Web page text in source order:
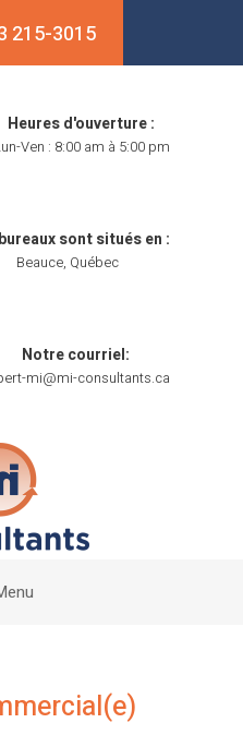
215-3015
Heures d'ouverture :
Ven : 8:00 am à 5:00 pm
sont situés en :
Beauce, Québec
Notre courriel:
mi@mi-consultants.ca